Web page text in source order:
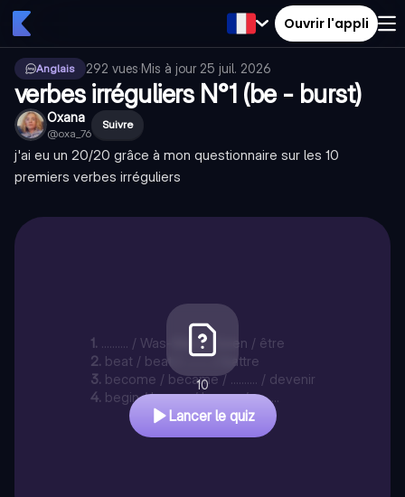
Ouvrir l'appli
Anglais 292 vues·Mis à jour 25 juil. 2026
verbes irréguliers N°1 (be - burst)
Oxana
@oxa_76
Suivre
j'ai eu un 20/20 grâce à mon questionnaire sur les 10
premiers verbes irréguliers
1. .......... / Was-Were / been / être
2. beat / beat / .......... / battre
3. become / became / .......... / devenir
4. begin / began / begun / ..........
10
Lancer le quiz